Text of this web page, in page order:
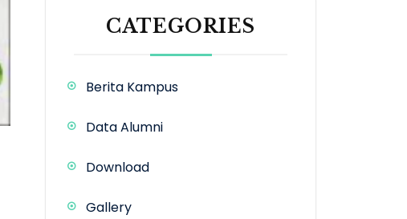
CATEGORIES
Berita Kampus
Data Alumni
Download
Gallery